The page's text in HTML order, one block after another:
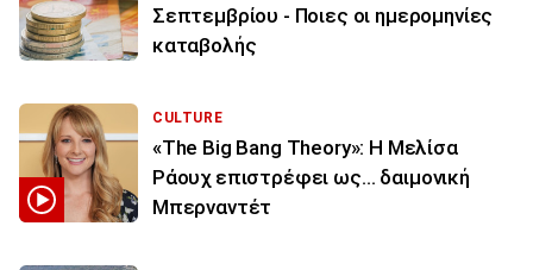
Σεπτεμβρίου - Ποιες οι ημερομηνίες
καταβολής
CULTURE
«The Big Bang Theory»: Η Μελίσα
Ράουχ επιστρέφει ως… δαιμονική
Μπερναντέτ